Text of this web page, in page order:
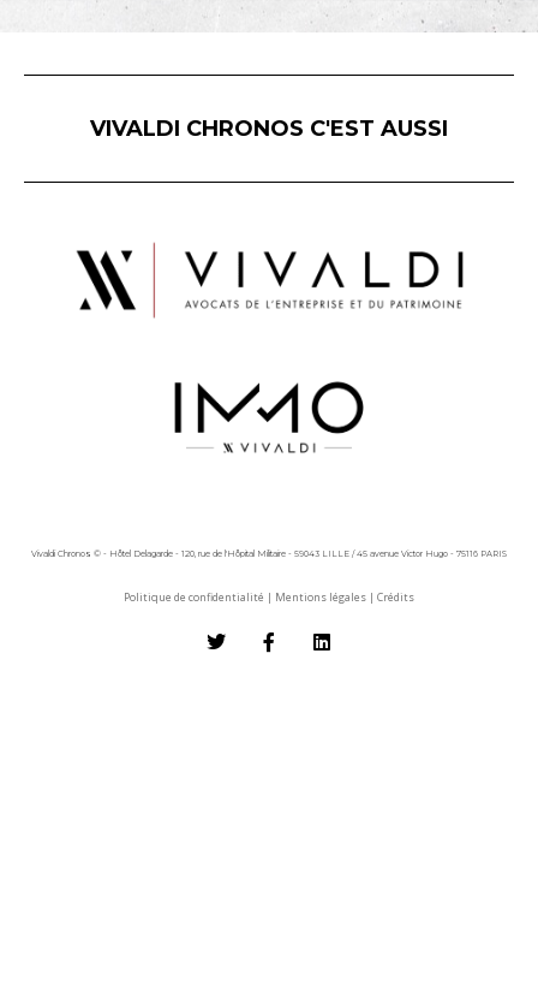
VIVALDI CHRONOS C'EST AUSSI
Vivaldi Chronos © - Hôtel Delagarde - 120, rue de l'Hôpital Militaire - 59043 LILLE / 45 avenue Victor Hugo - 75116 PARIS
Politique de confidentialité | Mentions légales | Crédits